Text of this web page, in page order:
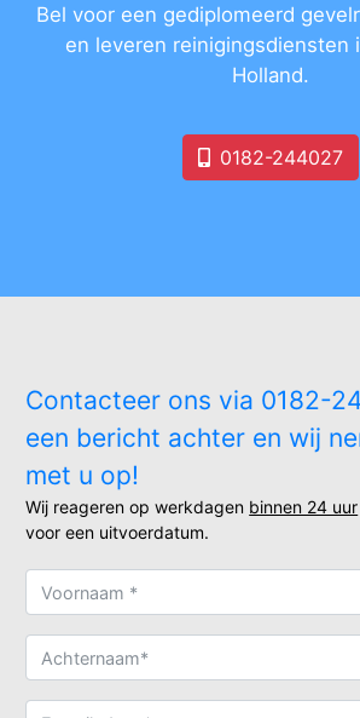
Bel voor een gediplomeerd
en leveren reinigingsdiensten
Holland.
0182-244027
Contacteer ons via 0182-
een bericht achter en wij
met u op!
Wij reageren op werkdagen binnen 24 uur
voor een uitvoerdatum.